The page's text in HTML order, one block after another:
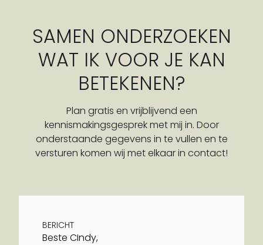
SAMEN ONDERZOEKEN
WAT IK VOOR JE KAN
BETEKENEN?
Plan gratis en vrijblijvend een
kennismakingsgesprek met mij in. Door
onderstaande gegevens in te vullen en te
versturen komen wij met elkaar in contact!
BERICHT